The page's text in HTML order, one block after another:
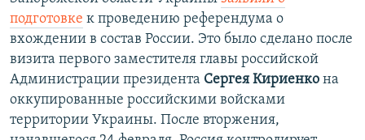
подготовке к проведению референдума о
вхождении в состав России. Это было сделано после
визита первого заместителя главы российской
Администрации президента Сергея Кириенко на
оккупированные российскими войсками
территории Украины. После вторжения,